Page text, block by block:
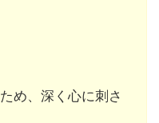
め、深く心に刺さ